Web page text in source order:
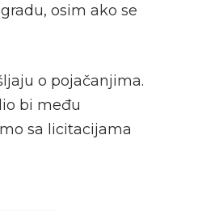
osim ako se
o pojačanjima.
bi među
sa licitacijama